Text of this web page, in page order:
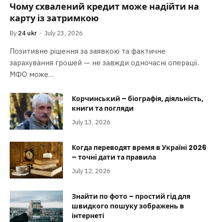
Чому схвалений кредит може надійти на
карту із затримкою
By 24 ukr July 23, 2026
Позитивне рішення за заявкою та фактичне
зарахування грошей — не завжди одночасні операції.
МФО може…
Корчинський – біографія, діяльність,
книги та погляди
July 13, 2026
Когда переводят время в Україні 2026
– точні дати та правила
July 12, 2026
Знайти по фото – простий гід для
швидкого пошуку зображень в
інтернеті